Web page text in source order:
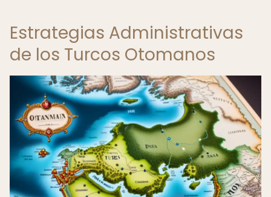
Estrategias Administrativas
de los Turcos Otomanos